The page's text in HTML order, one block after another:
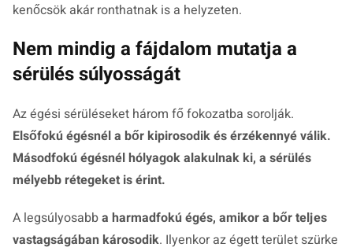
kenőcsök akár ronthatnak is a helyzeten.
Nem mindig a fájdalom mutatja a
sérülés súlyosságát
Az égési sérüléseket három fő fokozatba sorolják.
Elsőfokú égésnél a bőr kipirosodik és érzékennyé válik.
Másodfokú égésnél hólyagok alakulnak ki, a sérülés
mélyebb rétegeket is érint.
A legsúlyosabba harmadfokú égés, amikor a bőr teljes
vastagságában károsodik. Ilyenkor az égett terület szürke